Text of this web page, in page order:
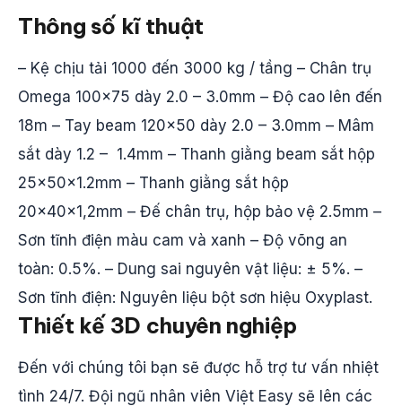
Thông số kĩ thuật
– Kệ chịu tải 1000 đến 3000 kg / tầng – Chân trụ
Omega 100×75 dày 2.0 – 3.0mm – Độ cao lên đến
18m – Tay beam 120×50 dày 2.0 – 3.0mm – Mâm
sắt dày 1.2 – 1.4mm – Thanh giằng beam sắt hộp
25x50x1.2mm – Thanh giằng sắt hộp
20x40x1,2mm – Đế chân trụ, hộp bảo vệ 2.5mm –
Sơn tĩnh điện màu cam và xanh – Độ võng an
toàn: 0.5%. – Dung sai nguyên vật liệu: ± 5%. –
Sơn tĩnh điện: Nguyên liệu bột sơn hiệu Oxyplast.
Thiết kế 3D chuyên nghiệp
Đến với chúng tôi bạn sẽ được hỗ trợ tư vấn nhiệt
tình 24/7. Đội ngũ nhân viên Việt Easy sẽ lên các